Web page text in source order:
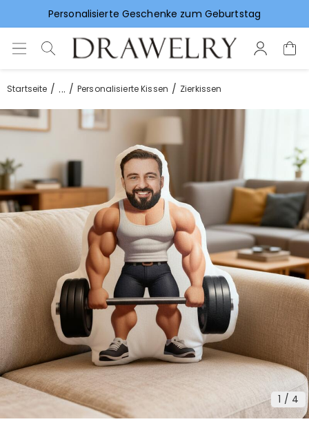
Personalisierte Geschenke zum Geburtstag
Vorlieben für Hochzeitsgeschenke
Startseite ... Personalisierte Kissen Zierkissen
1 / 4